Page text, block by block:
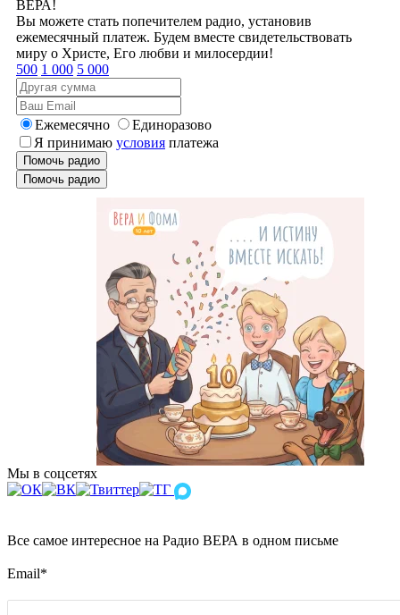
ВЕРА!
Вы можете стать попечителем радио, установив
ежемесячный платеж. Будем вместе свидетельствовать
миру о Христе, Его любви и милосердии!
500 1 000 5 000
Ежемесячно
Единоразово
Я принимаю условия платежа
Помочь радио
Помочь радио
Мы в соцсетях
Все самое интересное на Радио ВЕРА в одном письме
Email*